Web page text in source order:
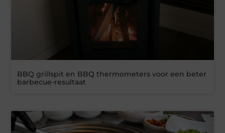
BBQ grillspit en BBQ thermometers voor een beter
barbecue-resultaat